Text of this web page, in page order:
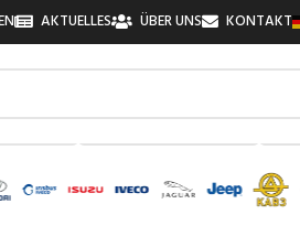
AKTUELLES ÜBER UNS KONTAKT